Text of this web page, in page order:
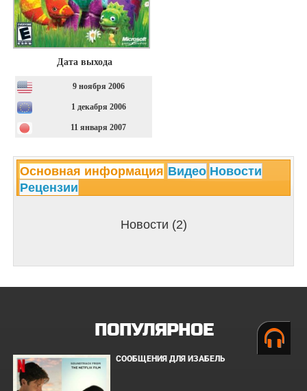
Дата выхода
9 ноября 2006
1 декабря 2006
11 января 2007
Основная информация Видео Новости
Рецензии
Новости (2)
ПОПУЛЯРНОЕ
СООБЩЕНИЯ ДЛЯ ИЗАБЕЛЬ